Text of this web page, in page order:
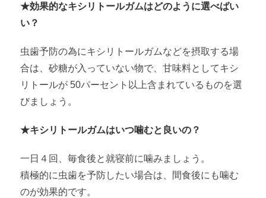
★効果的なキシリトールガムはどのように選べばい
い？
虫歯予防の為にキシリトールガムなどを摂取する場
合は、砂糖が入っていない物で、甘味料としてキシ
リトールが 50パーセント以上含まれているものを選
びましょう。
★キシリトールガムはいつ噛むと良いの？
一日４回、毎食後と就寝前に噛みましょう。
積極的に虫歯を予防したい場合は、間食後にも噛む
のが効果的です。